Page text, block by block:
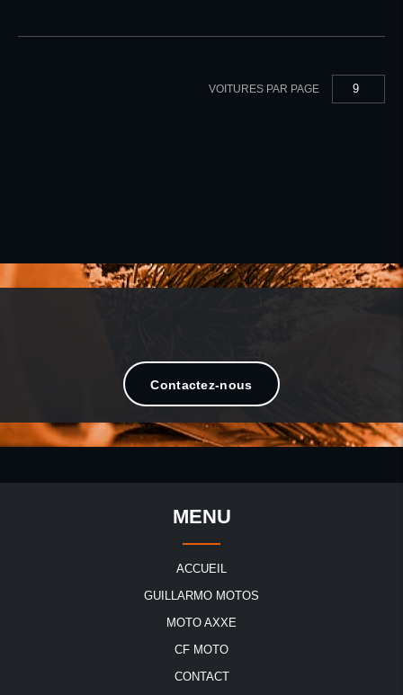
VOITURES PAR PAGE 9
Contactez-nous
MENU
ACCUEIL
GUILLARMO MOTOS
MOTO AXXE
CF MOTO
CONTACT